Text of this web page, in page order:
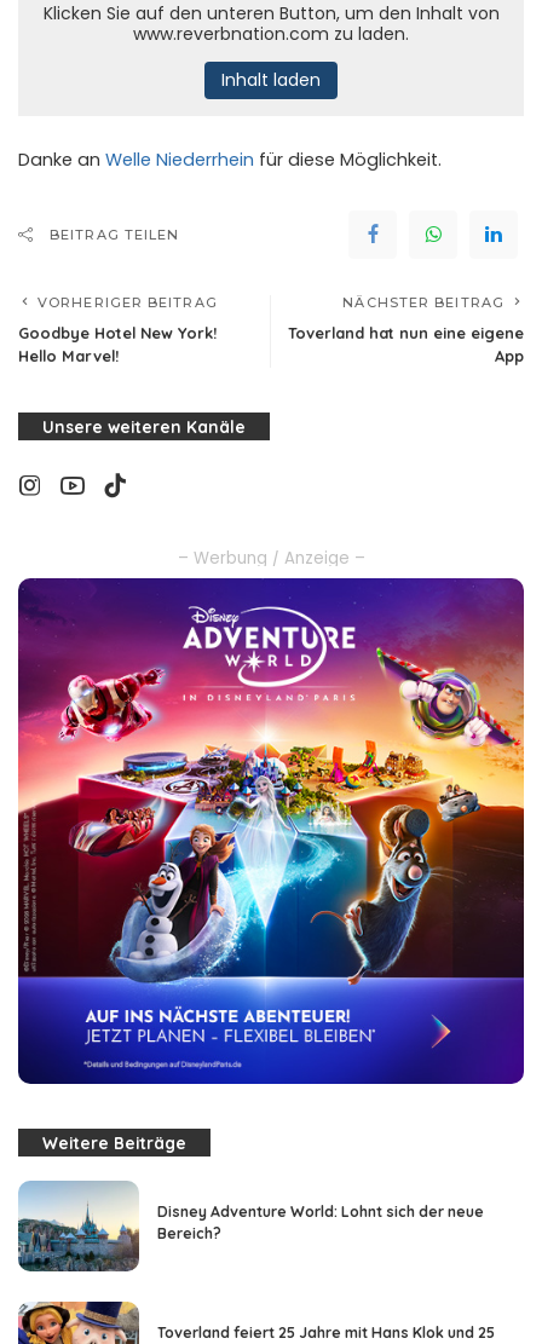
Klicken Sie auf den unteren Button, um den Inhalt von
www.reverbnation.com zu laden.
Inhalt laden
Danke an Welle Niederrhein für diese Möglichkeit.
BEITRAG TEILEN
VORHERIGER BEITRAG
Goodbye Hotel New York!
Hello Marvel!
NÄCHSTER BEITRAG
Toverland hat nun eine eigene
App
Unsere weiteren Kanäle
– Werbung / Anzeige –
Weitere Beiträge
Disney Adventure World: Lohnt sich der neue
Bereich?
Toverland feiert 25 Jahre mit Hans Klok und 25